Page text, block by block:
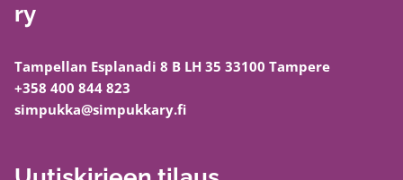
ry
Tampellan Esplanadi 8 B LH 35 33100 Tampere
+358 400 844 823
simpukka@simpukkary.fi